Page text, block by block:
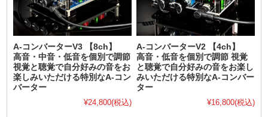
A-コンバーターV3 【8ch】
高音・中音・低音を個別で調節
視覚と聴覚で自分好みの音をお
楽しみいただける特別なA-コン
バーター
¥24,800(税込)
A-コンバーターV2 【4ch】
高音・低音を個別で調節 視覚
と聴覚で自分好みの音をお楽し
みいただける特別なA-コンバー
ター
¥16,800(税込)